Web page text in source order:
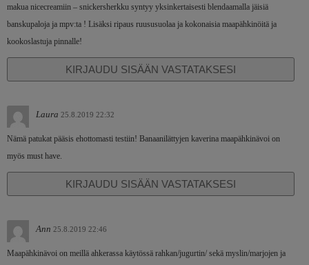
makua nicecreamiin – snickersherkku syntyy yksinkertaisesti blendaamalla jäisiä
banskupaloja ja mpv:ta ! Lisäksi ripaus ruususuolaa ja kokonaisia maapähkinöitä ja
kookoslastuja pinnalle!
KIRJAUDU SISÄÄN VASTATAKSESI
Laura 25.8.2019 22:32
Nämä patukat pääsis ehottomasti testiin! Banaanilättyjen kaverina maapähkinävoi on
myös must have.
KIRJAUDU SISÄÄN VASTATAKSESI
Ann 25.8.2019 22:46
Maapähkinävoi on meillä ahkerassa käytössä rahkan/jugurtin/ sekä myslin/marjojen ja